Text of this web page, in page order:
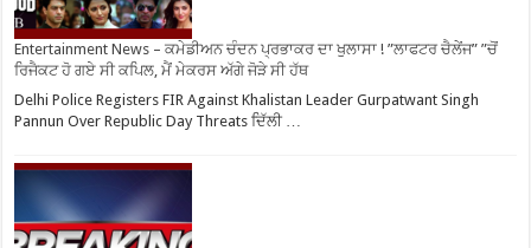
Entertainment News – ਕਮੇਡੀਅਨ ਚੰਦਨ ਪ੍ਰਭਾਕਰ ਦਾ ਖੁਲਾਸਾ ! ”ਲਾਫਟਰ ਚੈਲੇਂਜ” ”ਚੋਂ
ਰਿਜੈਕਟ ਹੋ ਗਏ ਸੀ ਕਪਿਲ, ਮੈਂ ਮੇਕਰਸ ਅੱਗੇ ਜੋੜੇ ਸੀ ਹੱਥ
Delhi Police Registers FIR Against Khalistan Leader Gurpatwant Singh
Pannun Over Republic Day Threats ਦਿੱਲੀ …